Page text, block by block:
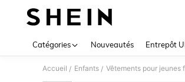
Catégories Nouveautés Entrepôt
Accueil / Enfants / Vêtements pour jeunes